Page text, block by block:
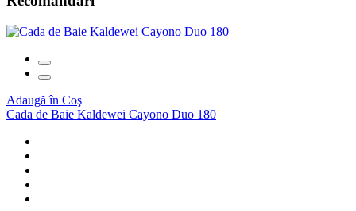
Adaugă în Coş
Cada de Baie Kaldewei Cayono Duo 180